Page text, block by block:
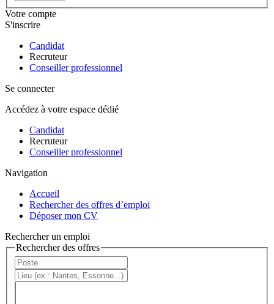
Votre compte
S'inscrire
Candidat
Recruteur
Conseiller professionnel
Se connecter
Accédez à votre espace dédié
Candidat
Recruteur
Conseiller professionnel
Navigation
Accueil
Rechercher des offres d’emploi
Déposer mon CV
Rechercher un emploi
Rechercher des offres